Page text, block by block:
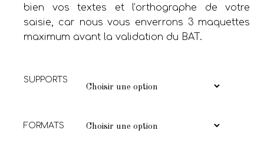
bien vos textes et l’orthographe de votre
saisie, car nous vous enverrons 3 maquettes
maximum avant la validation du BAT.
SUPPORTS
FORMATS